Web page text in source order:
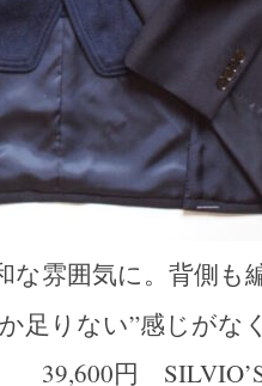
な雰囲気に。背側も
足りない”感じがな
39,600円